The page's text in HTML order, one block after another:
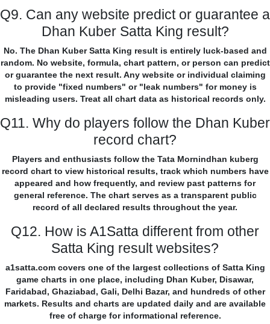
Q9. Can any website predict or guarantee a
Dhan Kuber Satta King result?
No. The Dhan Kuber Satta King result is entirely luck-based and
random. No website, formula, chart pattern, or person can predict
or guarantee the next result. Any website or individual claiming
to provide "fixed numbers" or "leak numbers" for money is
misleading users. Treat all chart data as historical records only.
Q11. Why do players follow the Dhan Kuber
record chart?
Players and enthusiasts follow the Tata Mornindhan kuberg
record chart to view historical results, track which numbers have
appeared and how frequently, and review past patterns for
general reference. The chart serves as a transparent public
record of all declared results throughout the year.
Q12. How is A1Satta different from other
Satta King result websites?
a1satta.com covers one of the largest collections of Satta King
game charts in one place, including Dhan Kuber, Disawar,
Faridabad, Ghaziabad, Gali, Delhi Bazar, and hundreds of other
markets. Results and charts are updated daily and are available
free of charge for informational reference.